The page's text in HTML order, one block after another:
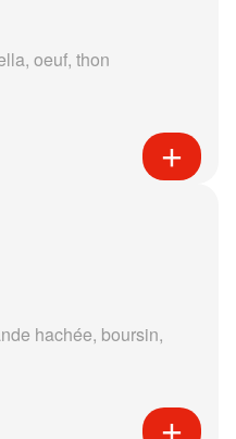
oeuf, thon
hachée, boursin,